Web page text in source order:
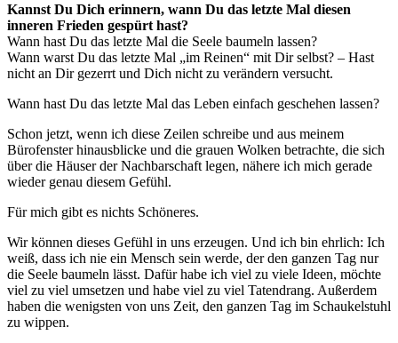
Kannst Du Dich erinnern, wann Du das letzte Mal diesen
inneren Frieden gespürt hast?
Wann hast Du das letzte Mal die Seele baumeln lassen?
Wann warst Du das letzte Mal „im Reinen“ mit Dir selbst? – Hast
nicht an Dir gezerrt und Dich nicht zu verändern versucht.
Wann hast Du das letzte Mal das Leben einfach geschehen lassen?
Schon jetzt, wenn ich diese Zeilen schreibe und aus meinem
Bürofenster hinausblicke und die grauen Wolken betrachte, die sich
über die Häuser der Nachbarschaft legen, nähere ich mich gerade
wieder genau diesem Gefühl.
Für mich gibt es nichts Schöneres.
Wir können dieses Gefühl in uns erzeugen. Und ich bin ehrlich: Ich
weiß, dass ich nie ein Mensch sein werde, der den ganzen Tag nur
die Seele baumeln lässt. Dafür habe ich viel zu viele Ideen, möchte
viel zu viel umsetzen und habe viel zu viel Tatendrang. Außerdem
haben die wenigsten von uns Zeit, den ganzen Tag im Schaukelstuhl
zu wippen.